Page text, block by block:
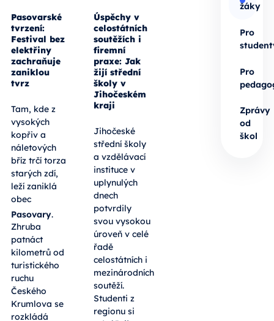
Pasovarské
tvrzení:
Festival bez
elektřiny
zachraňuje
zaniklou
tvrz
Tam, kde z
vysokých
kopřiv a
náletových
bříz trčí torza
starých zdí,
leží zaniklá
obec
Pasovary.
Zhruba
patnáct
kilometrů od
turistického
ruchu
Českého
Krumlova se
rozkládá
Úspěchy v
celostátních
soutěžích i
firemní
praxe: Jak
žijí střední
školy v
Jihočeském
kraji
Jihočeské
střední školy
a vzdělávací
instituce v
uplynulých
dnech
potvrdily
svou vysokou
úroveň v celé
řadě
celostátních i
mezinárodních
soutěží.
Studenti z
regionu si
žáky
Pro
Pro
Zprávy
od
škol